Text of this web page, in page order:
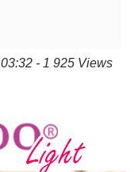
- 1 925 Views